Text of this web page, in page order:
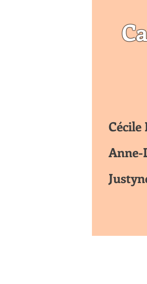
Cécile
Anne-